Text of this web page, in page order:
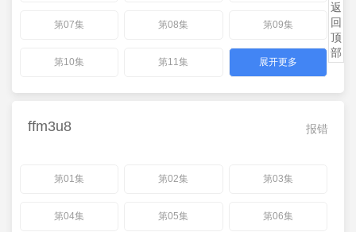
第07集 第08集 第09集
第10集 第11集 展开更多
报错
ffm3u8
第01集 第02集 第03集
第04集 第05集 第06集
返
回
顶
部